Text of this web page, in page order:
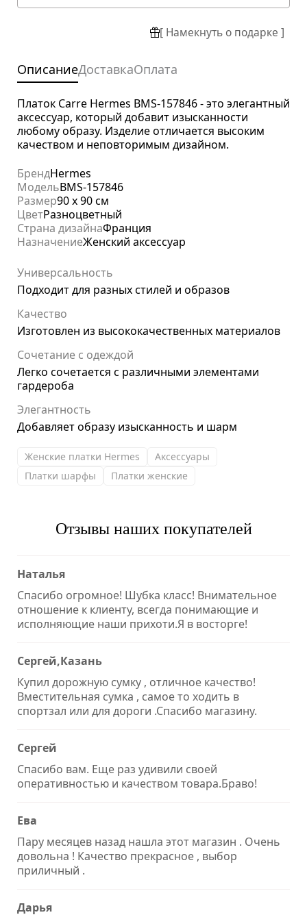
[ Намекнуть о подарке ]
ОписаниеДоставкаОплата
Платок Carre Hermes BMS-157846 - это элегантный
аксессуар, который добавит изысканности
любому образу. Изделие отличается высоким
качеством и неповторимым дизайном.
БрендHermes
МодельBMS-157846
Размер90 х 90 см
ЦветРазноцветный
Страна дизайнаФранция
НазначениеЖенский аксессуар
Универсальность
Подходит для разных стилей и образов
Качество
Изготовлен из высококачественных материалов
Сочетание с одеждой
Легко сочетается с различными элементами
гардероба
Элегантность
Добавляет образу изысканность и шарм
Женские платки Hermes
Аксессуары
Платки шарфы
Платки женские
Отзывы наших покупателей
Наталья
Спасибо огромное! Шубка класс! Внимательное
отношение к клиенту, всегда понимающие и
исполняющие наши прихоти.Я в восторге!
Сергей,Казань
Купил дорожную сумку , отличное качество!
Вместительная сумка , самое то ходить в
спортзал или для дороги .Спасибо магазину.
Сергей
Спасибо вам. Еще раз удивили своей
оперативностью и качеством товара.Браво!
Ева
Пару месяцев назад нашла этот магазин . Очень
довольна ! Качество прекрасное , выбор
приличный .
Дарья